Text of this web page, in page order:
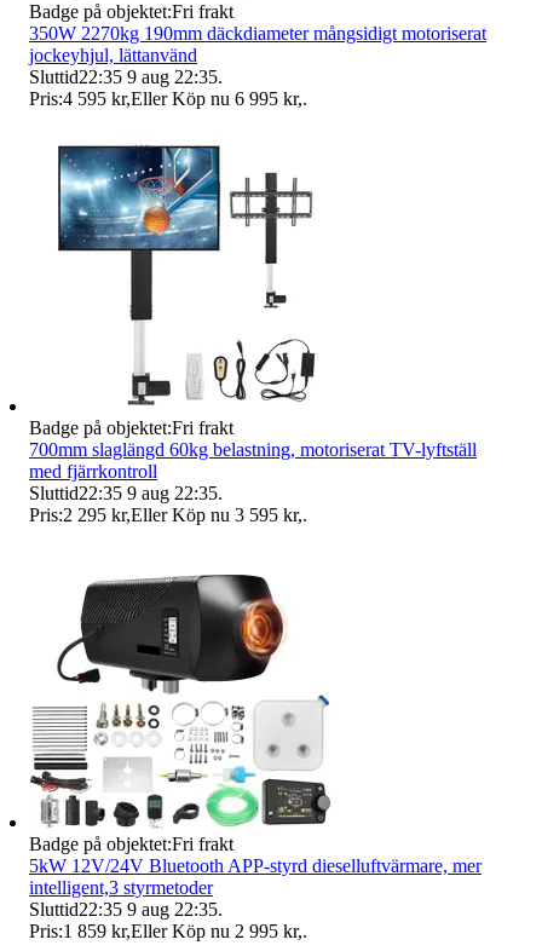
Badge på objektet:Fri frakt
350W 2270kg 190mm däckdiameter mångsidigt motoriserat
jockeyhjul, lättanvänd
Sluttid22:35 9 aug 22:35.
Pris:4 595 kr,Eller Köp nu 6 995 kr,.
Badge på objektet:Fri frakt
700mm slaglängd 60kg belastning, motoriserat TV-lyftställ
med fjärrkontroll
Sluttid22:35 9 aug 22:35.
Pris:2 295 kr,Eller Köp nu 3 595 kr,.
Badge på objektet:Fri frakt
5kW 12V/24V Bluetooth APP-styrd dieselluftvärmare, mer
intelligent,3 styrmetoder
Sluttid22:35 9 aug 22:35.
Pris:1 859 kr,Eller Köp nu 2 995 kr,.